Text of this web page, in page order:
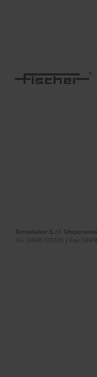
Tecnolabor S.r.l.
Tel. 049/8703700 | Fax